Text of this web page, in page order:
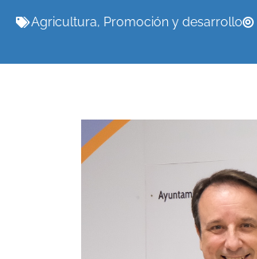
Agricultura, Promoción y desarrollo